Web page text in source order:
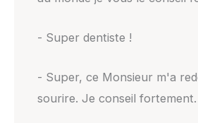
- Super dentiste !
- Super, ce Monsieur m'a
sourire. Je conseil fortement.